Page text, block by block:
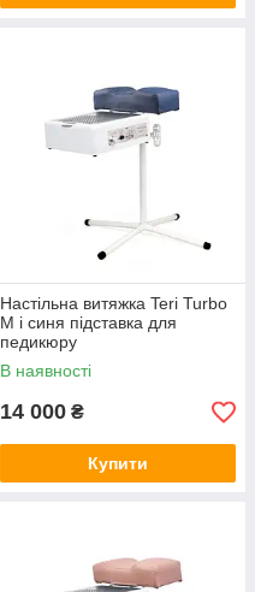
Настільна витяжка Teri Turbo
M і синя підставка для
педикюру
В наявності
14 000 ₴
Купити